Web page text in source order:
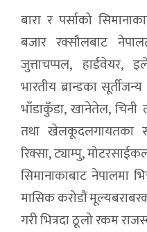
बारा र पर्साको
बजार रक्सौलबाट
जुत्ताचप्पल, हार्डवेयर,
भारतीय ब्रान्डका
भाँडाकुँडा, खानेतेल, चिनी
तथा खेलकूदलगायतका
रिक्सा, ट्याम्पु,
सिमानाकाबाट नेपालमा
मासिक करोडौं
गरी भित्रदा ठूलो रकम